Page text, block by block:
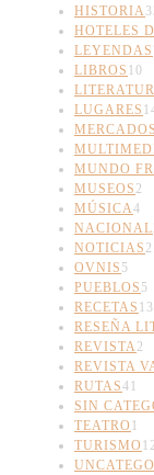
HISTORIA
HOTELES
LEYENDAS
LIBROS 10
LUGARES
MUNDO
MUSEOS 2
MÚSICA4
NACIONAL
NOTICIAS
OVNIS 5
PUEBLOS 5
RECETAS 13
RESEÑA
REVISTA2
REVISTA
RUTAS41
SIN
TEATRO 1
TURISMO